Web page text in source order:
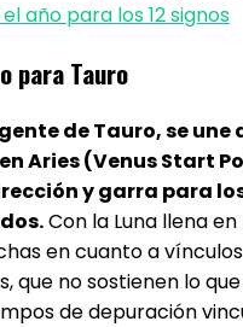
año para los 12 signos
para Tauro
de Tauro, se une
Aries (Venus Start
y garra para
Con la Luna llena
en cuanto a
que no sostienen lo
de depuración